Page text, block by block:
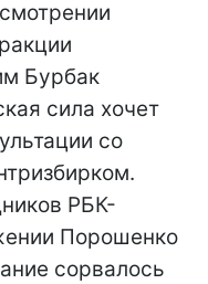
Бурбак
сила хочет
со
РБК-
Порошенко
сорвалось